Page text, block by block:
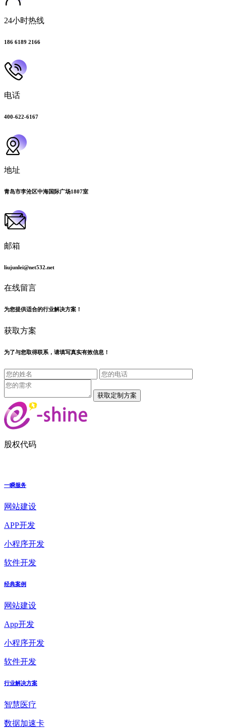
24小时热线
186 6189 2166
电话
400-622-6167
地址
青岛市李沧区中海国际广场1807室
邮箱
liujunlei@net532.net
在线留言
为您提供适合的行业解决方案！
获取方案
为了与您取得联系，请填写真实有效信息！
股权代码
一瞬服务
网站建设
APP开发
小程序开发
软件开发
经典案例
网站建设
App开发
小程序开发
软件开发
行业解决方案
智慧医疗
数据加速卡